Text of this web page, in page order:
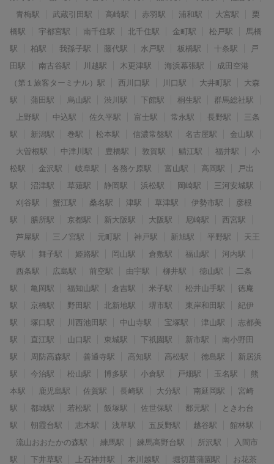
青梅駅
武蔵引田駅 高崎駅 赤羽駅 浦和駅 大宮駅
栗
橋駅
宇都宮駅 南千住駅 北千住駅 金町駅 松戸駅
馬橋
駅
柏駅 我孫子駅 藤代駅 水戸駅 板橋駅 十条駅
戸
田駅
南古谷駅 川越駅 木更津駅 海浜幕張駅
成田空港
（第１旅客ターミナル）駅
西川口駅 川口駅 大井町駅
大森
駅
蒲田駅 烏山駅 渋川駅 下館駅 桐生駅
群馬総社駅
上野駅
中込駅 佐久平駅 富士駅 常永駅 長野駅
三条
駅
新潟駅 巻駅 松本駅 信濃常盤駅 名古屋駅
金山駅
大曽根駅
中津川駅 豊橋駅 敦賀駅 鯖江駅 福井駅
小
松駅
金沢駅 岐阜駅 各務ケ原駅 富山駅 高岡駅
戸出
駅
沼津駅 草薙駅 静岡駅 浜松駅 岡崎駅
三河安城駅
刈谷駅
蟹江駅 桑名駅 津駅 草津駅 伊勢市駅
彦根
駅
膳所駅 京都駅 新大阪駅 大阪駅 尼崎駅
西宮駅
芦屋駅
三ノ宮駅 元町駅 神戸駅 新旭駅 平野駅
天王
寺駅
舞子駅 姫路駅 岡山駅 倉敷駅 福山駅
河内駅
西条駅
広島駅 前空駅 由宇駅 柳井駅 徳山駅
二条
駅
亀岡駅 福知山駅 倉吉駅 米子駅 松井山手駅
徳庵
駅
京橋駅 野田駅 北新地駅 堺市駅 東岸和田駅
紀伊
駅
塚口駅 川西池田駅 中山寺駅 宝塚駅 津山駅
志都美
駅
直江駅 山口駅 東城駅 下祇園駅 新市駅
南小野田
駅
周防高森駅 善通寺駅 高知駅 高松駅 徳島駅
新居浜
駅
今治駅 松山駅 博多駅 小倉駅 戸畑駅 玉名駅
熊
本駅
鹿児島駅 佐賀駅 長崎駅 大分駅 南延岡駅
宮崎
駅
都城駅 若松駅 飯塚駅 佐世保駅 郡元駅
ときわ台
駅
朝霞台駅 志木駅 浅草駅 五反野駅 越谷駅
館林駅
流山おおたかの森駅
練馬駅 練馬高野台駅 所沢駅
入間市
駅
下井草駅 上石神井駅 本川越駅 堀切菖蒲園駅 お花茶